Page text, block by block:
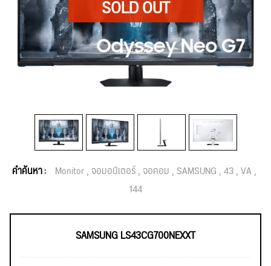
คำค้นหา : Monitor จอมอนิเตอร์ จอคอม SAMSUNG 43 VA
144
SAMSUNG LS43CG700NEXXT